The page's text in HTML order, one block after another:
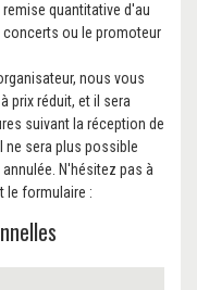
quantitative d'au
concerts ou le promoteur
nous vous
prix réduit, et il sera
suivant la réception de
ne sera plus possible
N'hésitez pas à
le formulaire :